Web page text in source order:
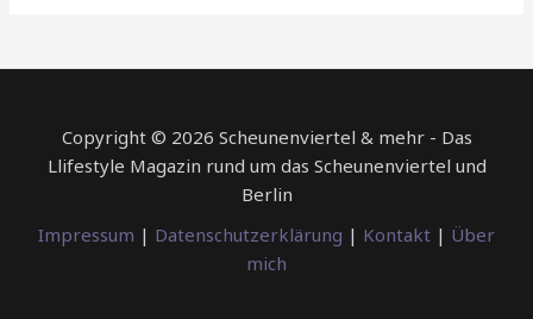
Copyright © 2026 Scheunenviertel & mehr - Das
Llifestyle Magazin rund um das Scheunenviertel und
Berlin
Impressum | Datenschutzerklärung | Kontakt | Über
mich